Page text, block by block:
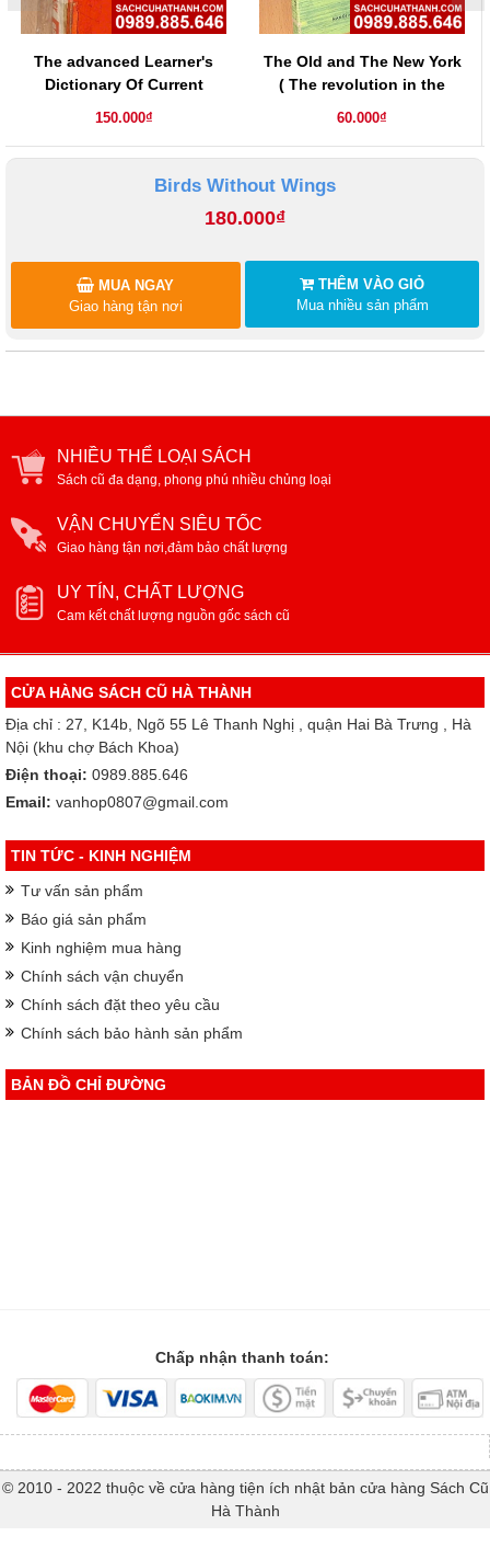
The advanced Learner's
Dictionary Of Current
English ( second edition )
150.000₫
The Old and The New York
( The revolution in the
village)
60.000₫
Birds Without Wings
180.000₫
THÊM VÀO GIỎ
Mua nhiều sản phẩm
MUA NGAY
Giao hàng tận nơi
NHIỀU THỂ LOẠI SÁCH
Sách cũ đa dạng, phong phú nhiều chủng loại
VẬN CHUYỂN SIÊU TỐC
Giao hàng tận nơi,đảm bảo chất lượng
UY TÍN, CHẤT LƯỢNG
Cam kết chất lượng nguồn gốc sách cũ
CỬA HÀNG SÁCH CŨ HÀ THÀNH
Địa chỉ : 27, K14b, Ngõ 55 Lê Thanh Nghị , quận Hai Bà Trưng , Hà
Nội (khu chợ Bách Khoa)
Điện thoại: 0989.885.646
Email: vanhop0807@gmail.com
TIN TỨC - KINH NGHIỆM
Tư vấn sản phẩm
Báo giá sản phẩm
Kinh nghiệm mua hàng
Chính sách vận chuyển
Chính sách đặt theo yêu cầu
Chính sách bảo hành sản phẩm
BẢN ĐỒ CHỈ ĐƯỜNG
Chấp nhận thanh toán:
© 2010 - 2022 thuộc về cửa hàng tiện ích nhật bản cửa hàng Sách Cũ
Hà Thành